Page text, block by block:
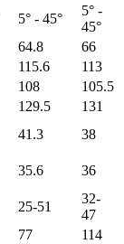
5° - 45°
5° -
45°
64.8
66
115.6
113
108
105.5
129.5
131
41.3
38
35.6
36
25-51
32-
47
77
114